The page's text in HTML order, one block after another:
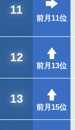
11
前月11位
12
前月13位
13
前月15位